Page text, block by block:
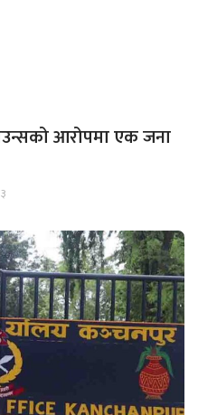
आरोपमा एक जना